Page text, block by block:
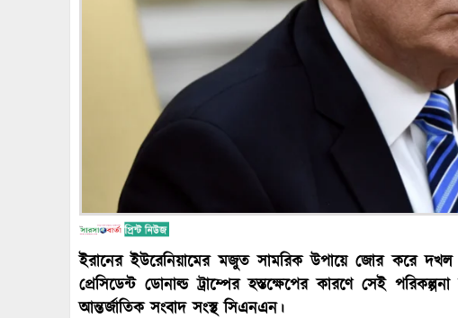
ইরানের ইউরেনিয়ামের মজুত সামরিক উপায়ে জোর করে দখল
প্রেসিডেন্ট ডোনাল্ড ট্রাম্পের হস্তক্ষেপের কারণে সেই
আন্তর্জাতিক সংবাদ সংস্থ সিএনএন।